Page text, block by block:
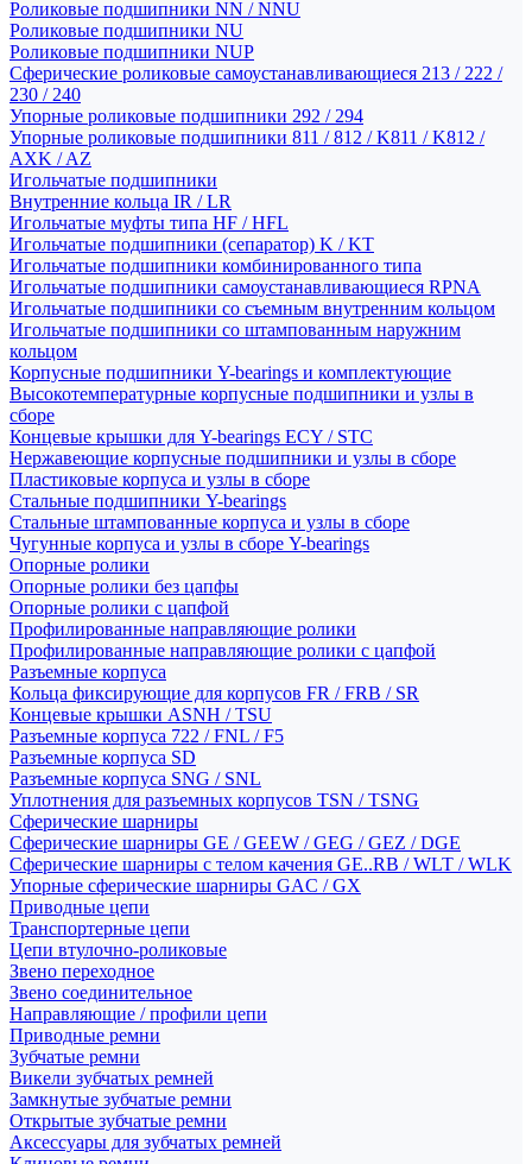
Роликовые подшипники NN / NNU
Роликовые подшипники NU
Роликовые подшипники NUP
Сферические роликовые самоустанавливающиеся 213 / 222 /
230 / 240
Упорные роликовые подшипники 292 / 294
Упорные роликовые подшипники 811 / 812 / K811 / K812 /
AXK / AZ
Игольчатые подшипники
Внутренние кольца IR / LR
Игольчатые муфты типа HF / HFL
Игольчатые подшипники (сепаратор) K / KT
Игольчатые подшипники комбинированного типа
Игольчатые подшипники самоустанавливающиеся RPNA
Игольчатые подшипники со съемным внутренним кольцом
Игольчатые подшипники со штампованным наружним
кольцом
Корпусные подшипники Y-bearings и комплектующие
Высокотемпературные корпусные подшипники и узлы в
сборе
Концевые крышки для Y-bearings ECY / STC
Нержавеющие корпусные подшипники и узлы в сборе
Пластиковые корпуса и узлы в сборе
Стальные подшипники Y-bearings
Стальные штампованные корпуса и узлы в сборе
Чугунные корпуса и узлы в сборе Y-bearings
Опорные ролики
Опорные ролики без цапфы
Опорные ролики с цапфой
Профилированные направляющие ролики
Профилированные направляющие ролики с цапфой
Разъемные корпуса
Кольца фиксирующие для корпусов FR / FRB / SR
Концевые крышки ASNH / TSU
Разъемные корпуса 722 / FNL / F5
Разъемные корпуса SD
Разъемные корпуса SNG / SNL
Уплотнения для разъемных корпусов TSN / TSNG
Сферические шарниры
Сферические шарниры GE / GEEW / GEG / GEZ / DGE
Сферические шарниры с телом качения GE..RB / WLT / WLK
Упорные сферические шарниры GAC / GX
Приводные цепи
Транспортерные цепи
Цепи втулочно-роликовые
Звено переходное
Звено соединительное
Направляющие / профили цепи
Приводные ремни
Зубчатые ремни
Викели зубчатых ремней
Замкнутые зубчатые ремни
Открытые зубчатые ремни
Аксессуары для зубчатых ремней